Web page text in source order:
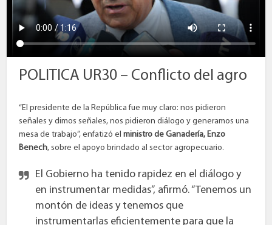
POLITICA UR30 – Conflicto del agro
“El presidente de la República fue muy claro: nos pidieron
señales y dimos señales, nos pidieron diálogo y generamos una
mesa de trabajo”, enfatizó elministro de Ganadería, Enzo
Benech, sobre el apoyo brindado al sector agropecuario.
El Gobierno ha tenido rapidez en el diálogo y
en instrumentar medidas”, afirmó. “Tenemos un
montón de ideas y tenemos que
instrumentarlas eficientemente para que la